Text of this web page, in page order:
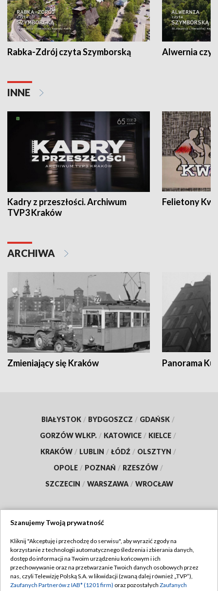
Rabka-Zdrój czyta Szymborską Alwernia
INNE
Kadry z przeszłości. Archiwum
TVP3 Kraków
Felietony
ARCHIWA
Zmieniający się Kraków Panorama
BIAŁYSTOK / BYDGOSZCZ / GDAŃSK /
GORZÓW WLKP. / KATOWICE / KIELCE /
KRAKÓW / LUBLIN / ŁÓDŹ / OLSZTYN /
OPOLE / POZNAŃ / RZESZÓW /
SZCZECIN / WARSZAWA / WROCŁAW
TVP
Abonament TVP
Emisja w TVP
Regulamin TVP
Polityka prywatności
Szanujemy Twoją prywatność
Kliknij "Akceptuję i przechodzę do serwisu", aby wyrazić zgody na
korzystanie z technologii automatycznego śledzenia i zbierania danych,
dostęp do informacji na Twoim urządzeniu końcowym i ich
przechowywanie oraz na przetwarzanie Twoich danych osobowych przez
nas, czyli Telewizję Polską S.A. w likwidacji (zwaną dalej również „TVP”),
Zaufanych Partnerów z IAB* (1201 firm) oraz pozostałych Zaufanych